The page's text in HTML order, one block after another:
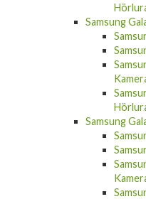
Samsung
Samsung